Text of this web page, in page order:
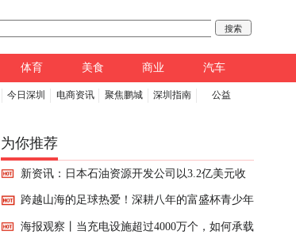
搜索
体育 美食 商业 汽车
今日深圳 电商资讯 聚焦鹏城 深圳指南 公益
为你推荐
新资讯：日本石油资源开发公司以3.2亿美元收
购美国油气公司Fundare
跨越山海的足球热爱！深耕八年的富盛杯青少年
足球赛，让云南孩子遇见偶像武磊_动态
海报观察丨当充电设施超过4000万个，如何承载